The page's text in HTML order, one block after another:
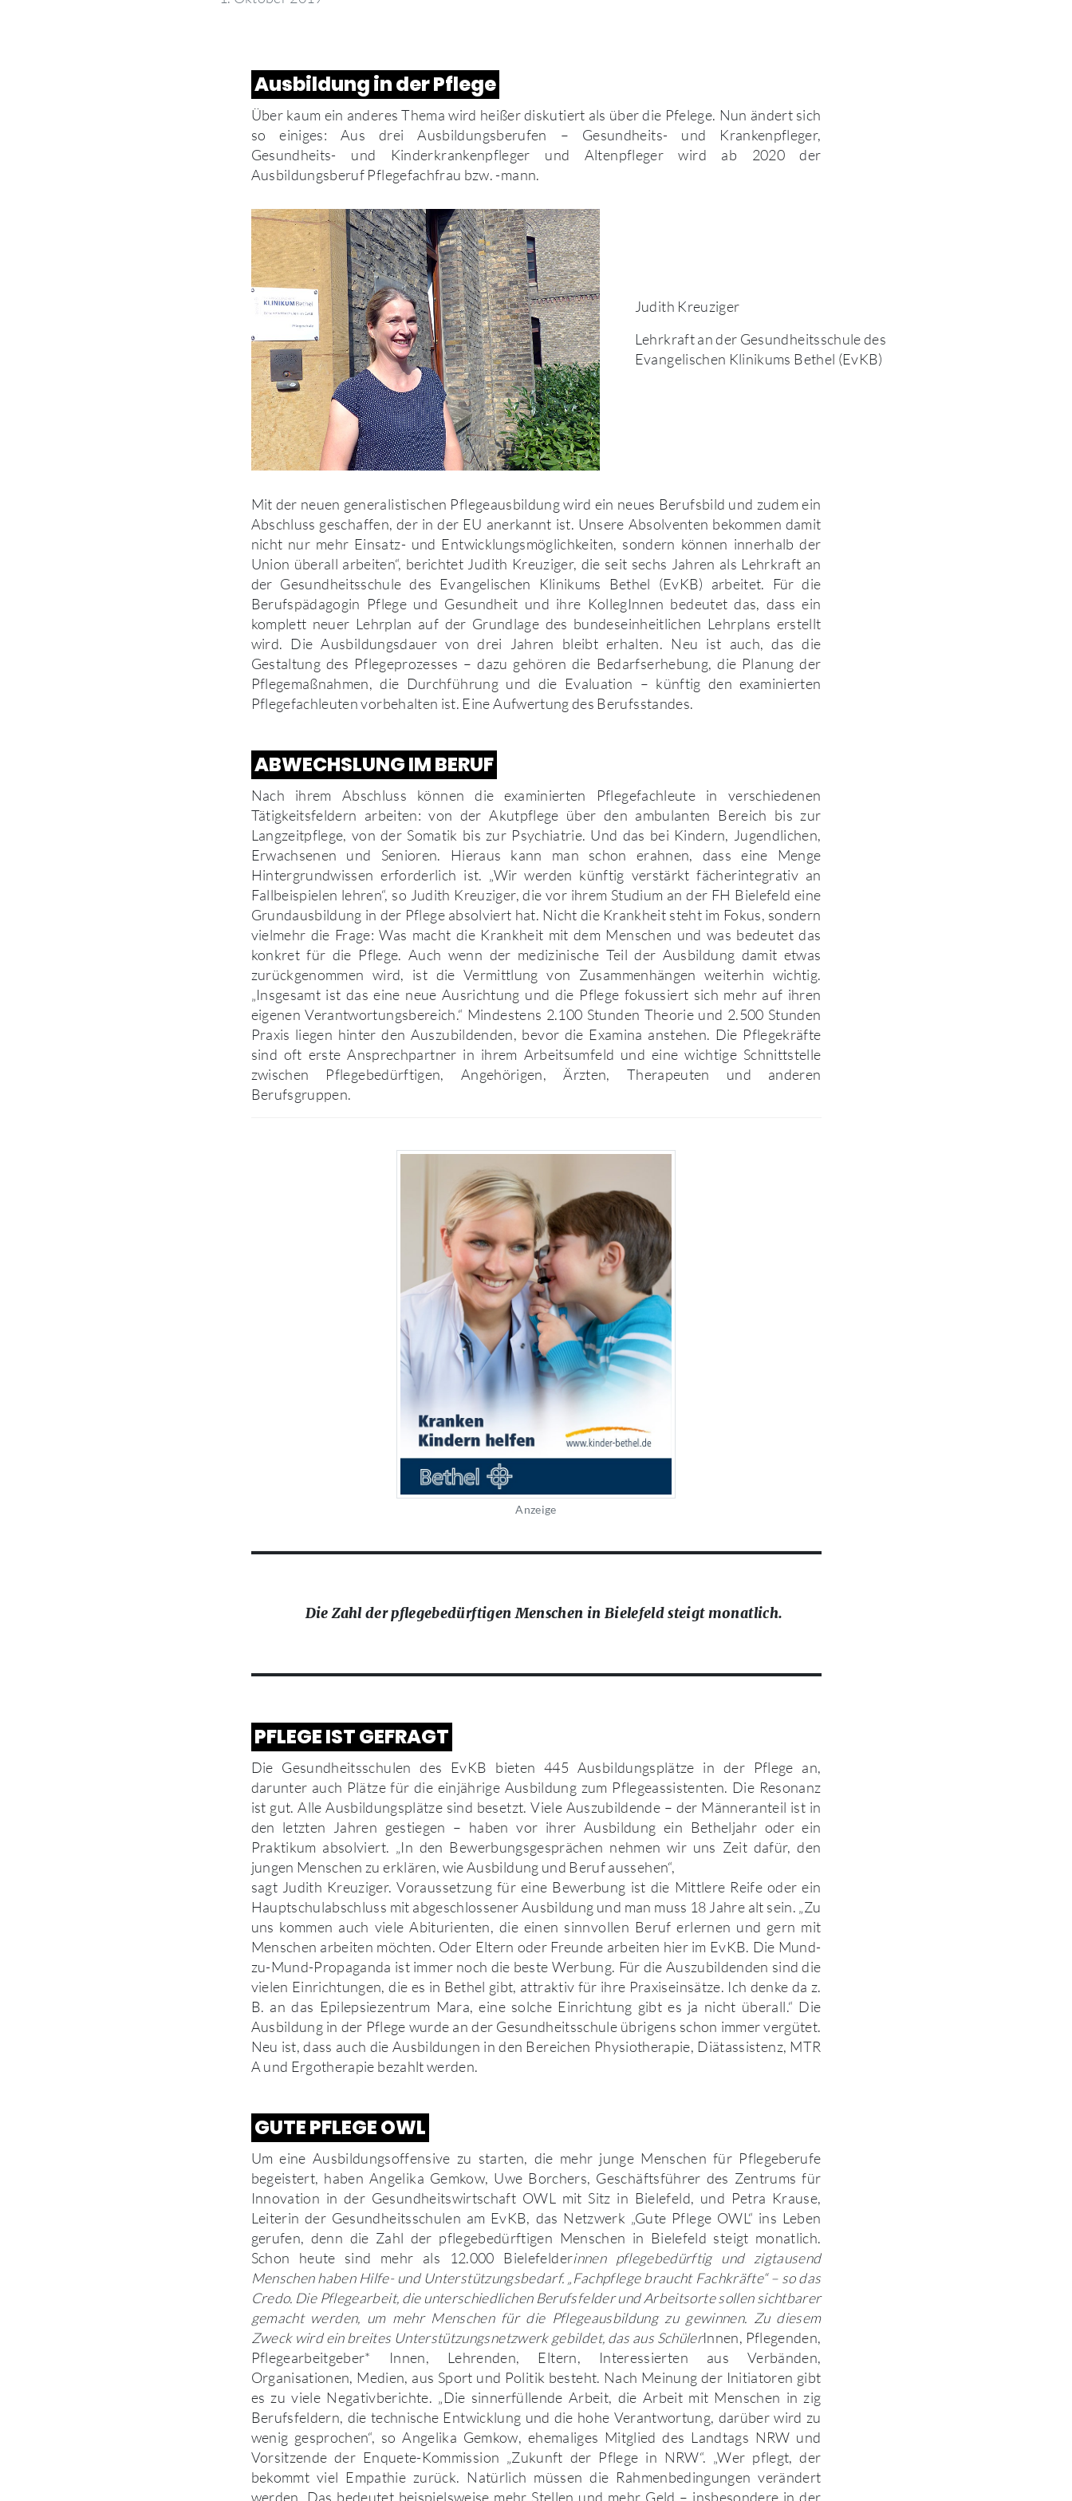
Ausbildung in der Pflege
Über kaum ein anderes Thema wird heißer diskutiert als über die Pfelege. Nun ändert sich
so einiges: Aus drei Ausbildungsberufen – Gesundheits- und Krankenpfleger,
Gesundheits- und Kinderkrankenpfleger und Altenpfleger wird ab 2020 der
Ausbildungsberuf Pflegefachfrau bzw. -mann.
Judith Kreuziger
Lehrkraft an der Gesundheitsschule des
Evangelischen Klinikums Bethel (EvKB)
Mit der neuen generalistischen Pflegeausbildung wird ein neues Berufsbild und zudem ein
Abschluss geschaffen, der in der EU anerkannt ist. Unsere Absolventen bekommen damit
nicht nur mehr Einsatz- und Entwicklungsmöglichkeiten, sondern können innerhalb der
Union überall arbeiten“, berichtet Judith Kreuziger, die seit sechs Jahren als Lehrkraft an
der Gesundheitsschule des Evangelischen Klinikums Bethel (EvKB) arbeitet. Für die
Berufspädagogin Pflege und Gesundheit und ihre KollegInnen bedeutet das, dass ein
komplett neuer Lehrplan auf der Grundlage des bundeseinheitlichen Lehrplans erstellt
wird. Die Ausbildungsdauer von drei Jahren bleibt erhalten. Neu ist auch, das die
Gestaltung des Pflegeprozesses – dazu gehören die Bedarfserhebung, die Planung der
Pflegemaßnahmen, die Durchführung und die Evaluation – künftig den examinierten
Pflegefachleuten vorbehalten ist. Eine Aufwertung des Berufsstandes.
ABWECHSLUNG IM BERUF
Nach ihrem Abschluss können die examinierten Pflegefachleute in verschiedenen
Tätigkeitsfeldern arbeiten: von der Akutpflege über den ambulanten Bereich bis zur
Langzeitpflege, von der Somatik bis zur Psychiatrie. Und das bei Kindern, Jugendlichen,
Erwachsenen und Senioren. Hieraus kann man schon erahnen, dass eine Menge
Hintergrundwissen erforderlich ist. „Wir werden künftig verstärkt fächerintegrativ an
Fallbeispielen lehren“, so Judith Kreuziger, die vor ihrem Studium an der FH Bielefeld eine
Grundausbildung in der Pflege absolviert hat. Nicht die Krankheit steht im Fokus, sondern
vielmehr die Frage: Was macht die Krankheit mit dem Menschen und was bedeutet das
konkret für die Pflege. Auch wenn der medizinische Teil der Ausbildung damit etwas
zurückgenommen wird, ist die Vermittlung von Zusammenhängen weiterhin wichtig.
„Insgesamt ist das eine neue Ausrichtung und die Pflege fokussiert sich mehr auf ihren
eigenen Verantwortungsbereich.“ Mindestens 2.100 Stunden Theorie und 2.500 Stunden
Praxis liegen hinter den Auszubildenden, bevor die Examina anstehen. Die Pflegekräfte
sind oft erste Ansprechpartner in ihrem Arbeitsumfeld und eine wichtige Schnittstelle
zwischen Pflegebedürftigen, Angehörigen, Ärzten, Therapeuten und anderen
Berufsgruppen.
Anzeige
Die Zahl der pflegebedürftigen Menschen in Bielefeld steigt monatlich.
PFLEGE IST GEFRAGT
Die Gesundheitsschulen des EvKB bieten 445 Ausbildungsplätze in der Pflege an,
darunter auch Plätze für die einjährige Ausbildung zum Pflegeassistenten. Die Resonanz
ist gut. Alle Ausbildungsplätze sind besetzt. Viele Auszubildende – der Männeranteil ist in
den letzten Jahren gestiegen – haben vor ihrer Ausbildung ein Betheljahr oder ein
Praktikum absolviert. „In den Bewerbungsgesprächen nehmen wir uns Zeit dafür, den
jungen Menschen zu erklären, wie Ausbildung und Beruf aussehen“,
sagt Judith Kreuziger. Voraussetzung für eine Bewerbung ist die Mittlere Reife oder ein
Hauptschulabschluss mit abgeschlossener Ausbildung und man muss 18 Jahre alt sein. „Zu
uns kommen auch viele Abiturienten, die einen sinnvollen Beruf erlernen und gern mit
Menschen arbeiten möchten. Oder Eltern oder Freunde arbeiten hier im EvKB. Die Mund-
zu-Mund-Propaganda ist immer noch die beste Werbung. Für die Auszubildenden sind die
vielen Einrichtungen, die es in Bethel gibt, attraktiv für ihre Praxiseinsätze. Ich denke da z.
B. an das Epilepsiezentrum Mara, eine solche Einrichtung gibt es ja nicht überall.“ Die
Ausbildung in der Pflege wurde an der Gesundheitsschule übrigens schon immer vergütet.
Neu ist, dass auch die Ausbildungen in den Bereichen Physiotherapie, Diätassistenz, MTR
A und Ergotherapie bezahlt werden.
GUTE PFLEGE OWL
Um eine Ausbildungsoffensive zu starten, die mehr junge Menschen für Pflegeberufe
begeistert, haben Angelika Gemkow, Uwe Borchers, Geschäftsführer des Zentrums für
Innovation in der Gesundheitswirtschaft OWL mit Sitz in Bielefeld, und Petra Krause,
Leiterin der Gesundheitsschulen am EvKB, das Netzwerk „Gute Pflege OWL“ ins Leben
gerufen, denn die Zahl der pflegebedürftigen Menschen in Bielefeld steigt monatlich.
Schon heute sind mehr als 12.000 Bielefelderinnen pflegebedürftig und zigtausend
Menschen haben Hilfe- und Unterstützungsbedarf. „Fachpflege braucht Fachkräfte“ – so das
Credo. Die Pflegearbeit, die unterschiedlichen Berufsfelder und Arbeitsorte sollen sichtbarer
gemacht werden, um mehr Menschen für die Pflegeausbildung zu gewinnen. Zu diesem
Zweck wird ein breites Unterstützungsnetzwerk gebildet, das aus SchülerInnen, Pflegenden,
Pflegearbeitgeber* Innen, Lehrenden, Eltern, Interessierten aus Verbänden,
Organisationen, Medien, aus Sport und Politik besteht. Nach Meinung der Initiatoren gibt
es zu viele Negativberichte. „Die sinnerfüllende Arbeit, die Arbeit mit Menschen in zig
Berufsfeldern, die technische Entwicklung und die hohe Verantwortung, darüber wird zu
wenig gesprochen“, so Angelika Gemkow, ehemaliges Mitglied des Landtags NRW und
Vorsitzende der Enquete-Kommission „Zukunft der Pflege in NRW“. „Wer pflegt, der
bekommt viel Empathie zurück. Natürlich müssen die Rahmenbedingungen verändert
werden. Das bedeutet beispielsweise mehr Stellen und mehr Geld – insbesondere in der